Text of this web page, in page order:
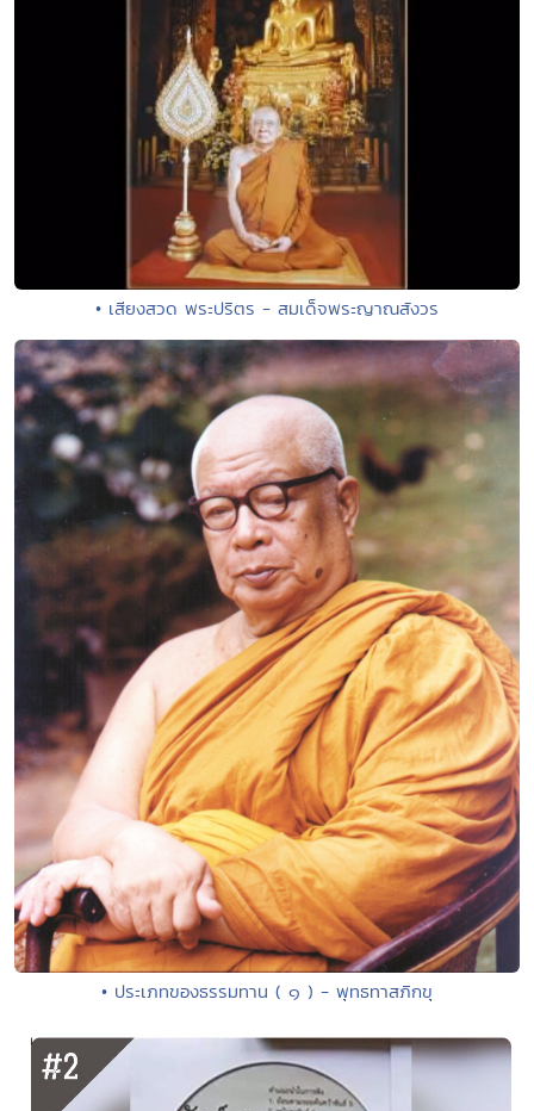
• เสียงสวด พระปริตร - สมเด็จพระญาณสังวร
• ประเภทของธรรมทาน ( ๑ ) - พุทธทาสภิกขุ